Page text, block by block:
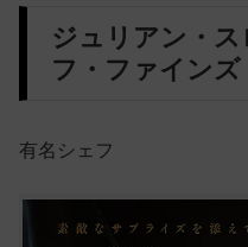
ジュリアン・
フ・ファインズ
有名シェフ